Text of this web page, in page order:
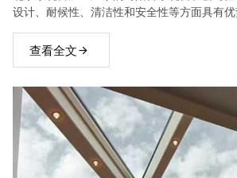
设计、耐候性、清洁性和安全性等方面具有
体验。
查看全文